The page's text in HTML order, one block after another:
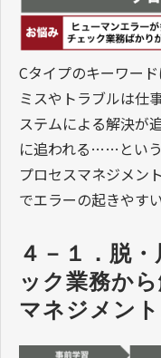
Cタイプのキーワー
ミスやトラブルは仕
ステムによる解決が
に追われる……という
プロセスマネジメン
でエラーの起きやす
４－１．脱
ック業務か
マネジメント